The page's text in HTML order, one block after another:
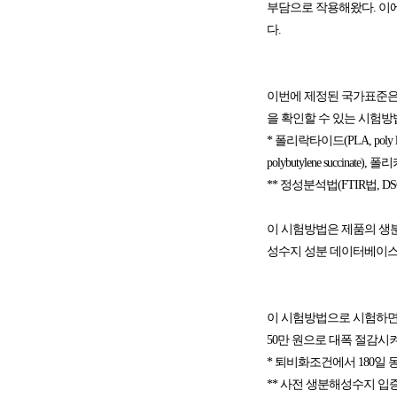
부담으로 작용해왔다. 이
다.
이번에 제정된 국가표준
을 확인할 수 있는 시험
* 폴리락타이드(PLA, poly
polybutylene succinate), 폴
** 정성분석법(FTIR법,
이 시험방법은 제품의 생
성수지 성분 데이터베이
이 시험방법으로 시험하
50만 원으로 대폭 절감시
* 퇴비화조건에서 180일
** 사전 생분해성수지 입